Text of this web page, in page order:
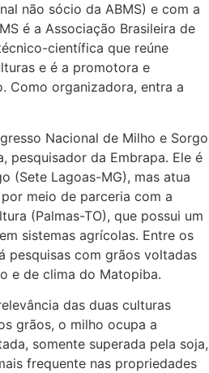
não sócio da ABMS) e com a
é a Associação Brasileira de
científica que reúne
e é a promotora e
Como organizadora, entra a
Nacional de Milho e Sorgo
pesquisador da Embrapa. Ele é
(Sete Lagoas-MG), mas atua
meio de parceria com a
(Palmas-TO), que possui um
sistemas agrícolas. Entre os
pesquisas com grãos voltadas
e de clima do Matopiba.
das duas culturas
grãos, o milho ocupa a
somente superada pela soja,
frequente nas propriedades